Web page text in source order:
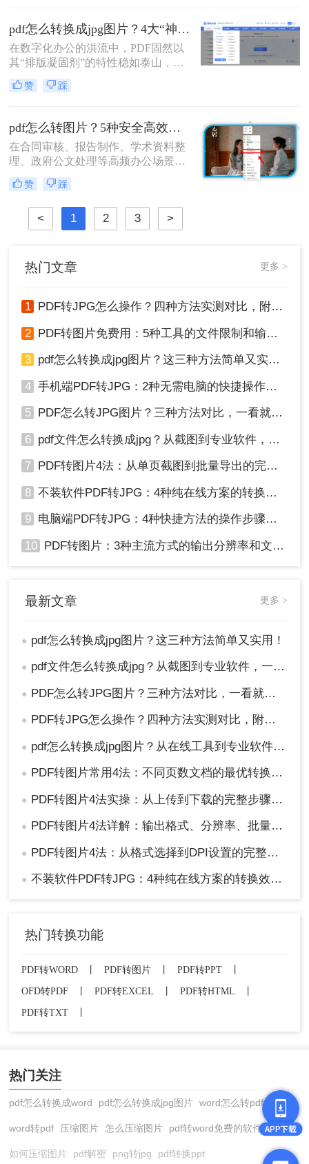
片。
pdf怎么转换成jpg图片？4大“神操作”让文件处理效率飙升！
在数字化办公的洪流中，PDF固然以
其“排版凝固剂”的特性稳如泰山，但
当我们需要快速分享、即时预览或二
次编辑时，它往往变成了一堵厚重的
不仅是格式的跃迁，更是工作流的彻
底解放。那么pdf怎么转换成jpg图片​
呢？
赞 踩
pdf怎么转图片？5种安全高效实测方法！
在合同审核、报告制作、学术资料整
理、政府公文处理等高频办公场景
中，将PDF精准转换为图片格式（如
JPG/PNG）是效率刚需，却也是“翻
车”重灾区：文字模糊、图片变形、
分辨率丢失、敏感信息泄露……更严
峻的是，2026年国家网信办通报多起
泄露事件！
赞 踩
< 1 2 3 >
热门文章 更多 >
1 PDF转JPG怎么操作？四种方法实测对比，附各场景最优选！
2 PDF转图片免费用：5种工具的文件限制和输出质量对比！
3 pdf怎么转换成jpg图片？这三种方法简单又实用！
4 手机端PDF转JPG：2种无需电脑的快捷操作流程！
5 PDF怎么转JPG图片？三种方法对比，一看就懂！
6 pdf文件怎么转换成jpg？从截图到专业软件，一篇讲清楚！
7 PDF转图片4法：从单页截图到批量导出的完整操作路径！
8 不装软件PDF转JPG：4种纯在线方案的转换效果和速度对比！
9 电脑端PDF转JPG：4种快捷方法的操作步骤和常见格式问题！
10 PDF转图片：3种主流方式的输出分辨率和文件体积实测！
最新文章 更多 >
● pdf怎么转换成jpg图片？这三种方法简单又实用！
● pdf文件怎么转换成jpg？从截图到专业软件，一篇讲清楚！
● PDF怎么转JPG图片？三种方法对比，一看就懂！
● PDF转JPG怎么操作？四种方法实测对比，附各场景最优选！
● pdf怎么转换成jpg图片？从在线工具到专业软件，总有一款适合你！
● PDF转图片常用4法：不同页数文档的最优转换路径！
● PDF转图片4法实操：从上传到下载的完整步骤和参数设置！
● PDF转图片4法详解：输出格式、分辨率、批量处理全对比！
● PDF转图片4法：从格式选择到DPI设置的完整操作指南！
● 不装软件PDF转JPG：4种纯在线方案的转换效果和速度对比！
热门转换功能
PDF转WORD PDF转图片 PDF转PPT
OFD转PDF
PDF转EXCEL PDF转HTML
PDF转TXT
热门关注
pdf怎么转换成word pdf怎么转换成jpg图片 word怎么转pdf
word转pdf 压缩图片 怎么压缩图片 pdf转word免费的软件
如何压缩图片 pdf解密 png转jpg pdf转换ppt